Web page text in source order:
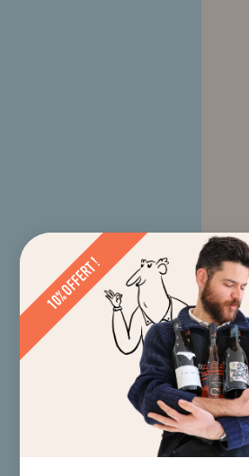
10% OFFERT !